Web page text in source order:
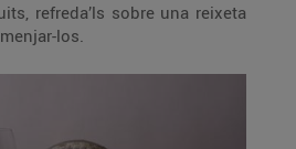
refreda’ls sobre una reixeta
los.